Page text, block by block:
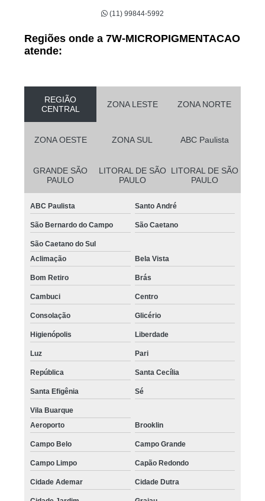
(11) 99844-5992
Regiões onde a 7W-MICROPIGMENTACAO
atende:
REGIÃO
CENTRAL
ZONA LESTE ZONA NORTE
ZONA OESTE ZONA SUL ABC Paulista
GRANDE SÃO
PAULO
LITORAL DE SÃO
PAULO
LITORAL DE SÃO
PAULO
ABC Paulista Santo André
São Bernardo do Campo São Caetano
São Caetano do Sul
Aclimação
Bela Vista
Bom Retiro Brás
Cambuci Centro
Consolação Glicério
Higienópolis Liberdade
Luz Pari
República Santa Cecília
Santa Efigênia Sé
Vila Buarque
Aeroporto
Brooklin
Campo Belo Campo Grande
Campo Limpo Capão Redondo
Cidade Ademar Cidade Dutra